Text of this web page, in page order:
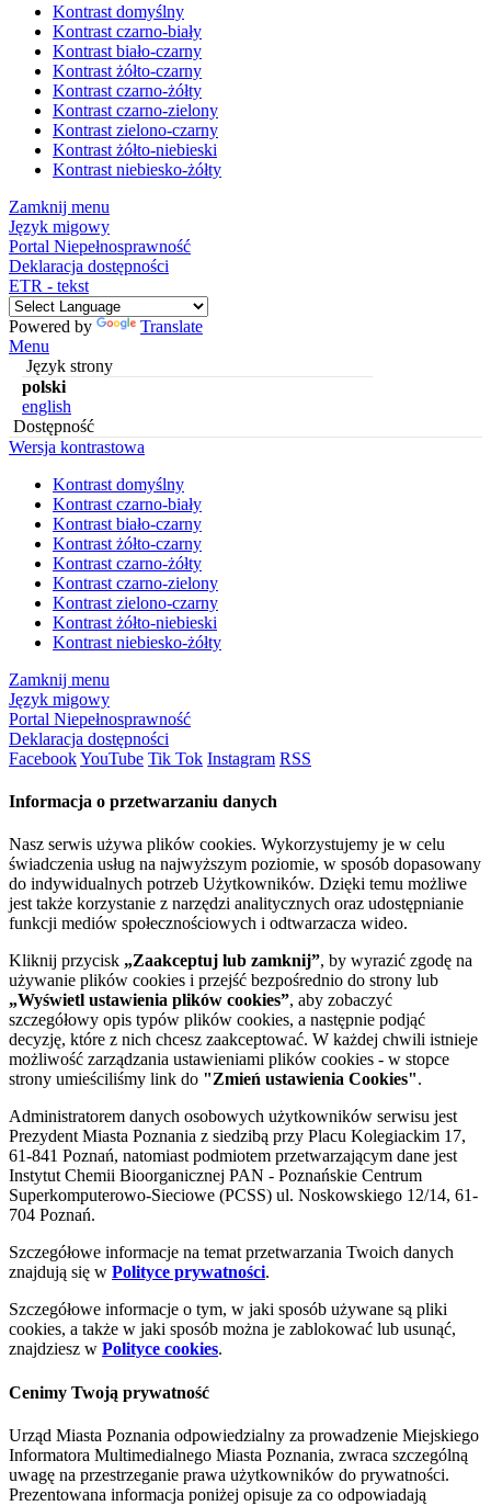
Kontrast domyślny
Kontrast czarno-biały
Kontrast biało-czarny
Kontrast żółto-czarny
Kontrast czarno-żółty
Kontrast czarno-zielony
Kontrast zielono-czarny
Kontrast żółto-niebieski
Kontrast niebiesko-żółty
Zamknij menu
Język migowy
Portal Niepełnosprawność
Deklaracja dostępności
ETR - tekst
Powered by
Translate
Menu
Język strony
polski
english
Dostępność
Wersja kontrastowa
Kontrast domyślny
Kontrast czarno-biały
Kontrast biało-czarny
Kontrast żółto-czarny
Kontrast czarno-żółty
Kontrast czarno-zielony
Kontrast zielono-czarny
Kontrast żółto-niebieski
Kontrast niebiesko-żółty
Zamknij menu
Język migowy
Portal Niepełnosprawność
Deklaracja dostępności
FacebookYouTube Tik Tok Instagram RSS
Informacja o przetwarzaniu danych
Nasz serwis używa plików cookies. Wykorzystujemy je w celu
świadczenia usług na najwyższym poziomie, w sposób dopasowany
do indywidualnych potrzeb Użytkowników. Dzięki temu możliwe
jest także korzystanie z narzędzi analitycznych oraz udostępnianie
funkcji mediów społecznościowych i odtwarzacza wideo.
Kliknij przycisk „Zaakceptuj lub zamknij”, by wyrazić zgodę na
używanie plików cookies i przejść bezpośrednio do strony lub
„Wyświetl ustawienia plików cookies”, aby zobaczyć
szczegółowy opis typów plików cookies, a następnie podjąć
decyzję, które z nich chcesz zaakceptować. W każdej chwili istnieje
możliwość zarządzania ustawieniami plików cookies - w stopce
strony umieściliśmy link do "Zmień ustawienia Cookies".
Administratorem danych osobowych użytkowników serwisu jest
Prezydent Miasta Poznania z siedzibą przy Placu Kolegiackim 17,
61-841 Poznań, natomiast podmiotem przetwarzającym dane jest
Instytut Chemii Bioorganicznej PAN - Poznańskie Centrum
Superkomputerowo-Sieciowe (PCSS) ul. Noskowskiego 12/14, 61-
704 Poznań.
Szczegółowe informacje na temat przetwarzania Twoich danych
znajdują się w Polityce prywatności.
Szczegółowe informacje o tym, w jaki sposób używane są pliki
cookies, a także w jaki sposób można je zablokować lub usunąć,
znajdziesz w Polityce cookies.
Cenimy Twoją prywatność
Urząd Miasta Poznania odpowiedzialny za prowadzenie Miejskiego
Informatora Multimedialnego Miasta Poznania, zwraca szczególną
uwagę na przestrzeganie prawa użytkowników do prywatności.
Prezentowana informacja poniżej opisuje za co odpowiadają